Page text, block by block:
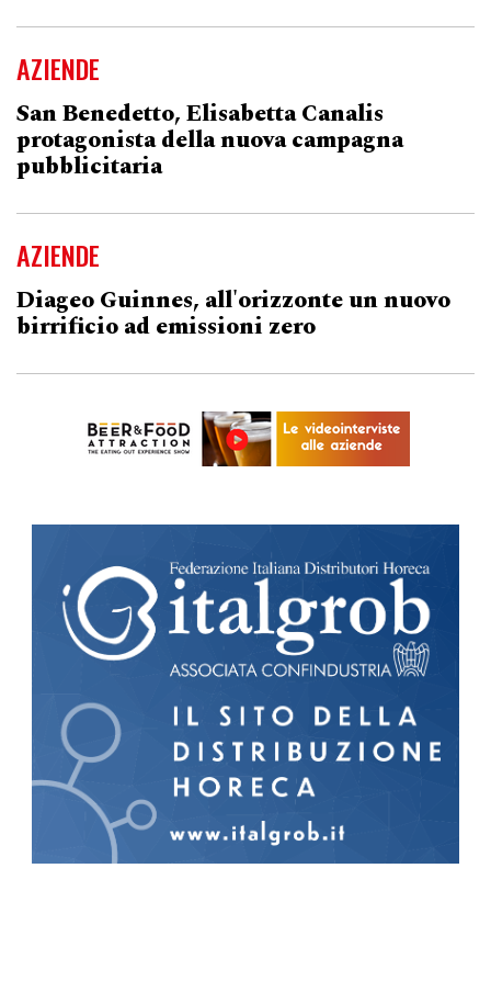
AZIENDE
San Benedetto, Elisabetta Canalis
protagonista della nuova campagna
pubblicitaria
AZIENDE
Diageo Guinnes, all'orizzonte un nuovo
birrificio ad emissioni zero